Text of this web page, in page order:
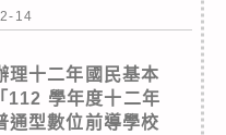
14
理十二年國民基本
112 學年度十二年
通型數位前導學校